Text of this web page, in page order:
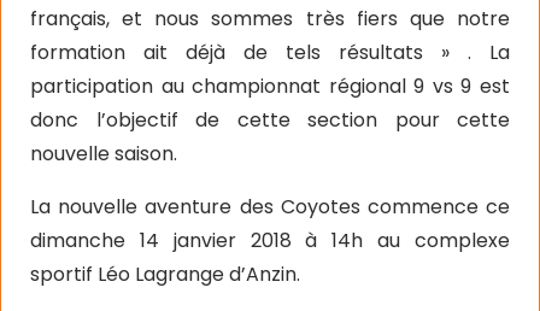
français, et nous sommes très fiers que notre
formation ait déjà de tels résultats » . La
participation au championnat régional 9 vs 9 est
donc l’objectif de cette section pour cette
nouvelle saison.
La nouvelle aventure des Coyotes commence ce
dimanche 14 janvier 2018 à 14h au complexe
sportif Léo Lagrange d’Anzin.